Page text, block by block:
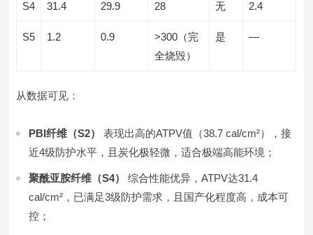
S4 31.4 29.9 28 无 2.4
S5 1.2 0.9
>300（完
全烧毁）
是 —
从数据可见：
PBI纤维（S2）
表现出高的ATPV值（38.7 cal/cm²），接
近4级防护水平，且炭化极轻微，适合极端高能环境；
聚酰亚胺纤维（S4）
综合性能优异，ATPV达31.4
cal/cm²，已满足3级防护需求，且国产化程度高，成本可
控；